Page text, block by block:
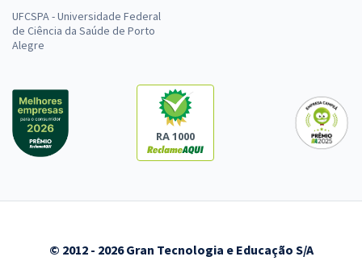
UFCSPA - Universidade Federal
de Ciência da Saúde de Porto
Alegre
RA 1000
© 2012 - 2026 Gran Tecnologia e Educação S/A